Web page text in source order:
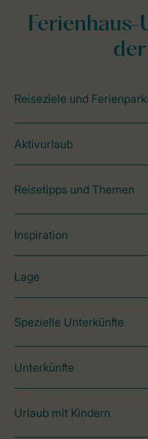
Reiseziele und
Aktivurlaub
Reisetipps und Themen
Inspiration
Lage
Spezielle Unterkünfte
Unterkünfte
Urlaub mit Kindern